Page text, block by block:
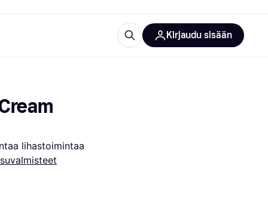
Kirjaudu sisään
lihastoimintaa